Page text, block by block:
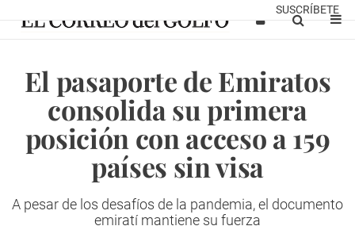
SUSCRÍBETE
El pasaporte de Emiratos
consolida su primera
posición con acceso a 159
países sin visa
A pesar de los desafíos de la pandemia, el documento
emiratí mantiene su fuerza